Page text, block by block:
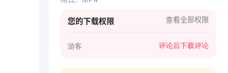
您的下载权限 查看全部权限
游客 评论后下载评论